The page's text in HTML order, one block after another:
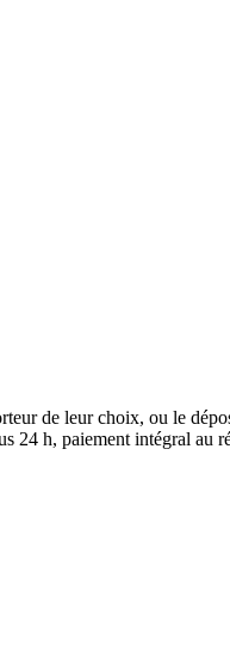
de leur choix, ou le
24 h, paiement intégral